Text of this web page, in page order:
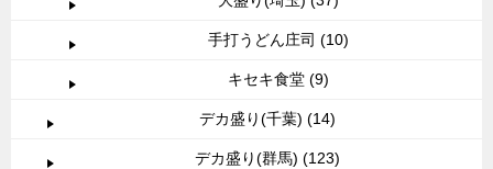
手打うどん庄司 (10)
キセキ食堂 (9)
デカ盛り(千葉) (14)
デカ盛り(群馬) (123)